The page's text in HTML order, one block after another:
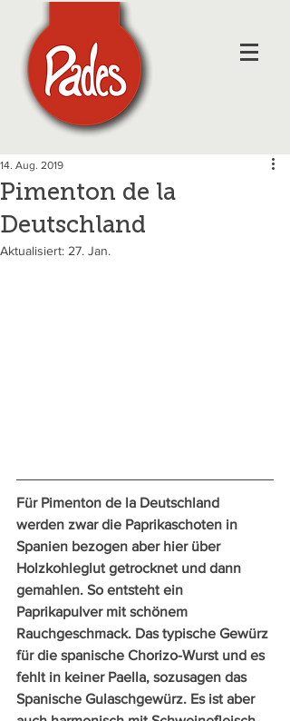
Pimenton de la
Deutschland
14. Aug. 2019
Aktualisiert: 27. Jan.
Für Pimenton de la Deutschland
werden zwar die Paprikaschoten in
Spanien bezogen aber hier über
Holzkohleglut getrocknet und dann
gemahlen. So entsteht ein
Paprikapulver mit schönem
Rauchgeschmack. Das typische Gewürz
für die spanische Chorizo-Wurst und es
fehlt in keiner Paella, sozusagen das
Spanische Gulaschgewürz. Es ist aber